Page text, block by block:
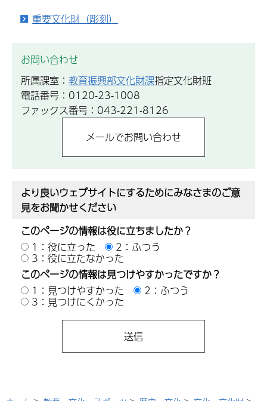
重要文化財（彫刻）
お問い合わせ
所属課室： 教育振興部文化財課指定文化財班
電話番号：0120-23-1008
ファックス番号：043-221-8126
より良いウェブサイトにするためにみなさまのご意
見をお聞かせください
このページの情報は役に立ちましたか？
1：役に立った
2：ふつう
3：役に立たなかった
このページの情報は見つけやすかったですか？
1：見つけやすかった
2：ふつう
3：見つけにくかった